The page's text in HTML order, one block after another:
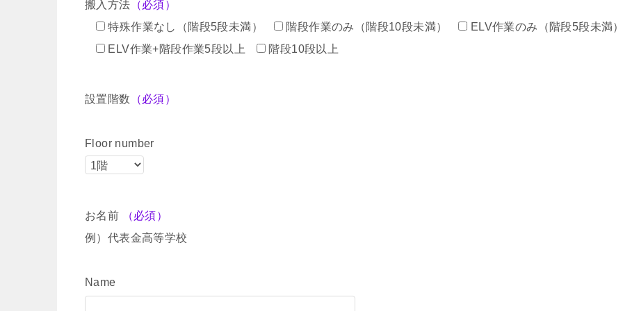
搬入方法 （必須）
特殊作業なし（階段5段未満）
階段作業のみ（階段10段未満）
ELV作業のみ（階段5段未満
ELV作業+階段作業5段以上
階段10段以上
設置階数 （必須）
Floor number
お名前
（必須）
例）代表金高等学校
Name